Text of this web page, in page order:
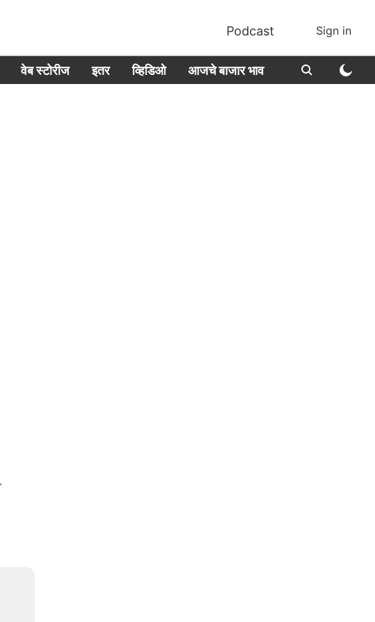
Podcast Sign in
वेब स्टोरीज इतर व्हिडिओ आजचे बाजार भाव